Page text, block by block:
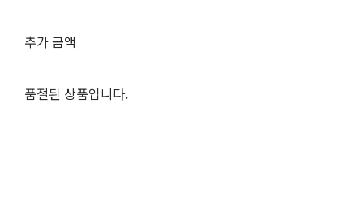
추가 금액
품절된 상품입니다.